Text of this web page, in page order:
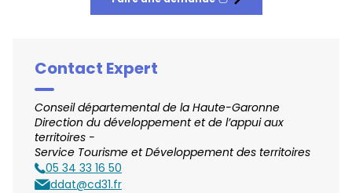
Nouvelle fenêtre
Contact Expert
Conseil départemental de la Haute-Garonne
Direction du développement et de l’appui aux
territoires -
Service Tourisme et Développement des territoires
Téléphone
05 34 33 16 50
ddat@cd31.fr